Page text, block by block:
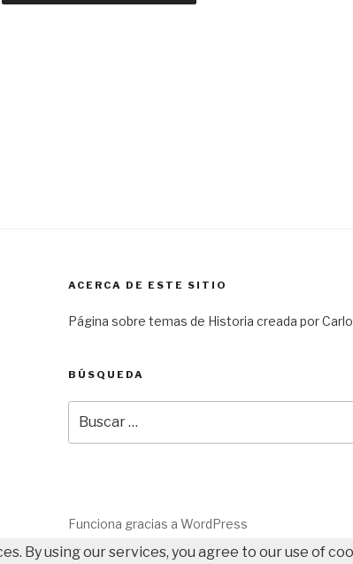
ACERCA DE ESTE SITIO
Página sobre temas de Historia creada por
BÚSQUEDA
por:
Funciona gracias a WordPress
By using our services, you agree to our use of